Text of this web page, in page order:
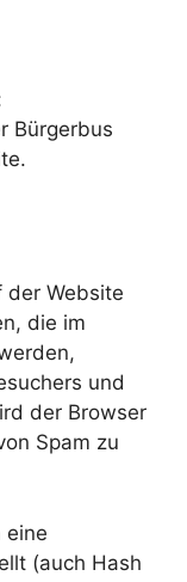
Bürgerbus
der Website
die im
und
der Browser
Spam zu
eine
(auch Hash